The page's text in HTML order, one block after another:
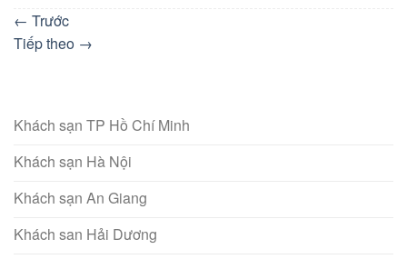
← Trước
Tiếp theo →
Khách sạn TP Hồ Chí Minh
Khách sạn Hà Nội
Khách sạn An Giang
Khách san Hải Dương